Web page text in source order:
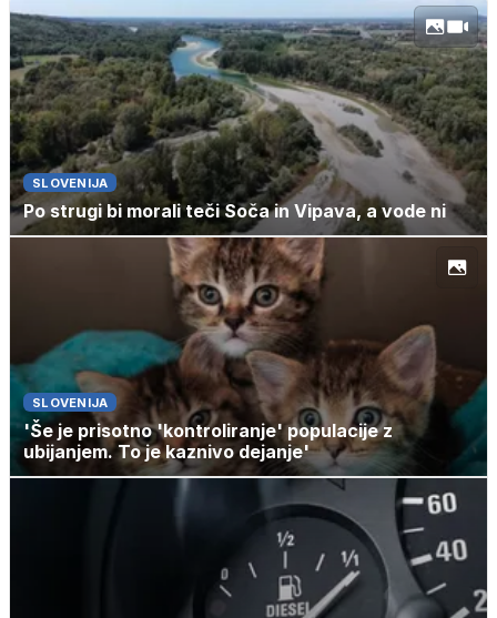
SLOVENIJA
Po strugi bi morali teči Soča in Vipava, a vode ni
SLOVENIJA
'Še je prisotno 'kontroliranje' populacije z
ubijanjem. To je kaznivo dejanje'